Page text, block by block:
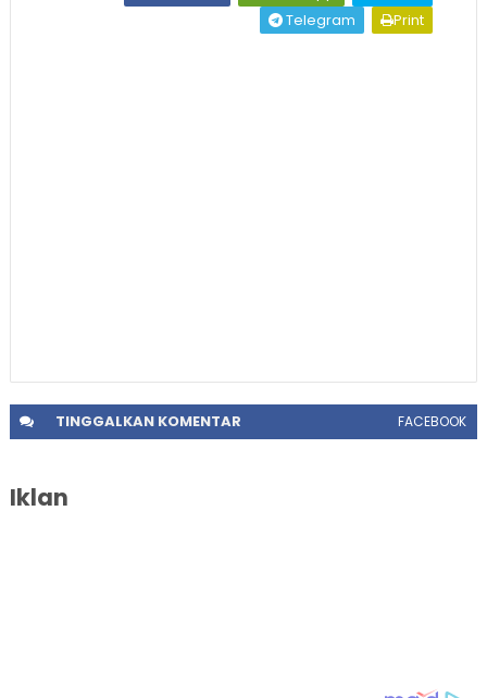
Telegram
Print
TINGGALKANKOMENTAR FACEBOOK
Iklan